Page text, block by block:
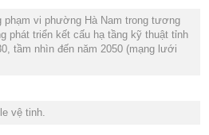
vi phường Hà Nam trong tương
phát triển kết cấu hạ tầng kỹ thuật tỉnh
tầm nhìn đến năm 2050 (mạng lưới
vệ tinh.